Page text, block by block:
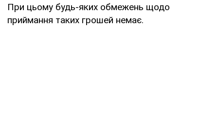
При цьому будь-яких обмежень щодо
приймання таких грошей немає.